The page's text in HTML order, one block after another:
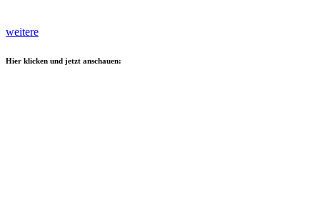
weitere
Hier klicken und jetzt anschauen: